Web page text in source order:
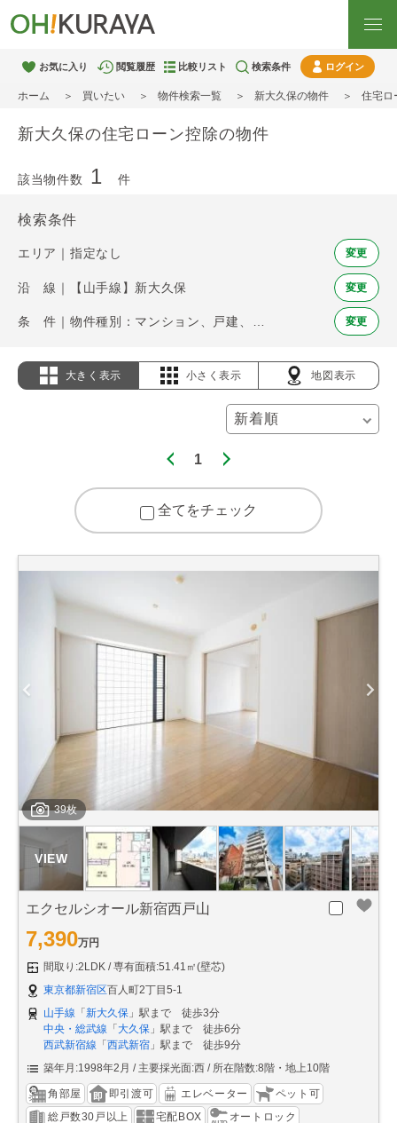
お気に入り 閲覧履歴 比較リスト 検索条件 ログイン
ホーム 買いたい 物件検索一覧 新大久保の物件 住宅ロ
新大久保の住宅ローン控除の物件
該当物件数 1 件
検索条件
エリア｜指定なし 変更
沿 線｜【山手線】新大久保 変更
変更
大きく表示 小さく表示 地図表示
1
全てをチェック
39枚
エクセルシオール新宿西戸山
7,390万円
間取り:2LDK
専有面積:51.41㎡(壁芯)
東京都新宿区百人町2丁目5-1
山手線 「 新大久保 」駅まで 徒歩3分
中央・総武線 「 大久保 」駅まで 徒歩6分
西武新宿線 「 西武新宿 」駅まで 徒歩9分
築年月:1998年2月
主要採光面:西 所在階数:8階・地上10階
角部屋 即引渡可 エレベーター
ペット可
総戸数30戸以上
宅配BOX
オートロック